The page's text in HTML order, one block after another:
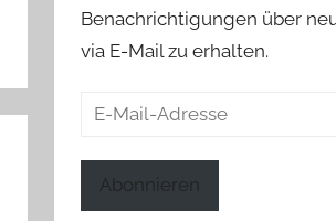
Benachrichtigungen über
via E-Mail zu erhalten.
E-
Abonnieren